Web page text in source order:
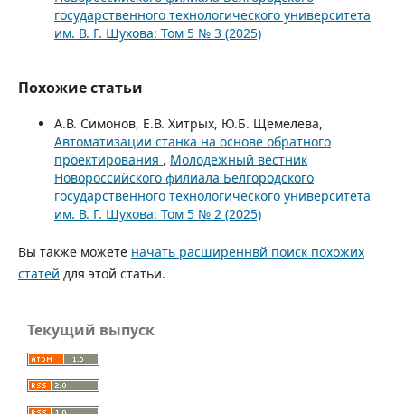
государственного технологического университета
им. В. Г. Шухова: Том 5 № 3 (2025)
Похожие статьи
А.В. Симонов, Е.В. Хитрых, Ю.Б. Щемелева,
Автоматизации станка на основе обратного
проектирования , Молодёжный вестник
Новороссийского филиала Белгородского
государственного технологического университета
им. В. Г. Шухова: Том 5 № 2 (2025)
Вы также можете начать расширеннвй поиск похожих
статей для этой статьи.
Текущий выпуск